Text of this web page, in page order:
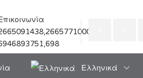
Ελληνικά